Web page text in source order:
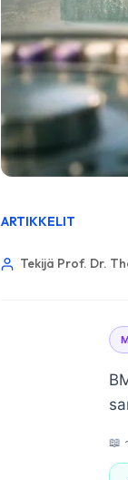
ARTIKKELIT
Tekijä Prof. Dr.
📖